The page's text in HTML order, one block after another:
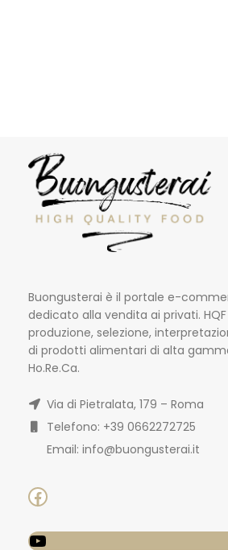
Buongusterai è il portale e-
dedicato alla vendita ai privati.
produzione, selezione,
di prodotti alimentari di alta
Ho.Re.Ca.
Via di Pietralata, 179 – Roma
Telefono: +39 0662272725
Email: info@buongusterai.it